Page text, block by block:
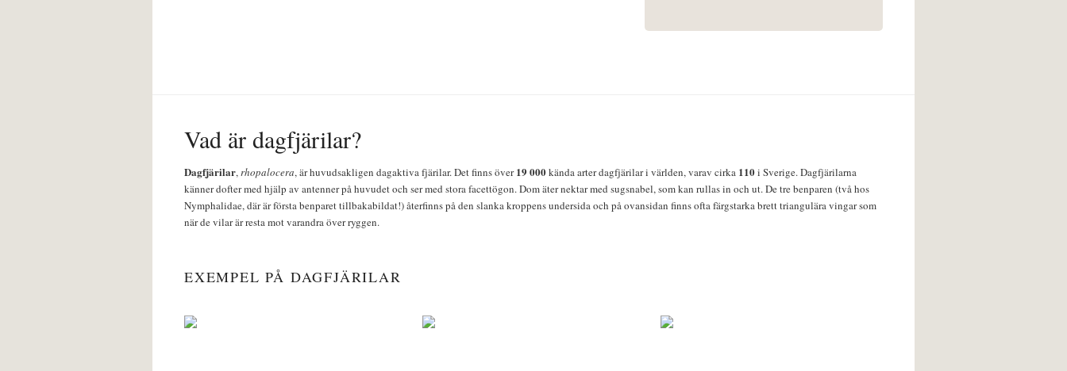
Vad är dagfjärilar?
Dagfjärilar,rhopalocera, är huvudsakligen dagaktiva fjärilar. Det finns över19 000kända arter dagfjärilar i världen, varav cirka 110i Sverige. Dagfjärilarna
känner dofter med hjälp av antenner på huvudet och ser med stora facettögon. Dom äter nektar med sugsnabel, som kan rullas in och ut. De tre benparen (två hos
Nymphalidae, där är första benparet tillbakabildat!) återfinns på den slanka kroppens undersida och på ovansidan finns ofta färgstarka brett triangulära vingar som
när de vilar är resta mot varandra över ryggen.
EXEMPEL PÅ DAGFJÄRILAR